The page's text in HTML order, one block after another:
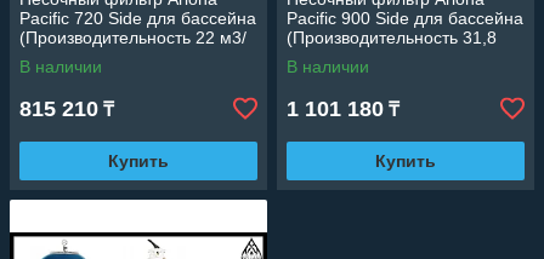
Pacific 720 Side для бассейна
(Производительность 22 м3/
ч, песок 225 кг.)
В наличии
815 210 ₸
Купить
Pacific 900 Side для бассейна
(Производительность 31,8
м3/ч, песок 325 кг.)
В наличии
1 101 180 ₸
Купить